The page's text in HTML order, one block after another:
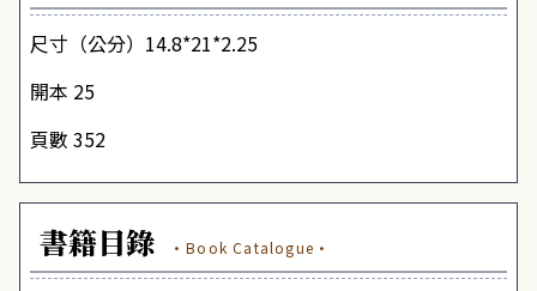
尺寸（公分）14.8*21*2.25
開本 25
頁數 352
書籍目錄 ·Book Catalogue·